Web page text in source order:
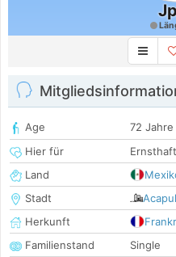
Age
72 Jahre
Hier für
Land
Stadt
Herkunft
Familienstand
Single